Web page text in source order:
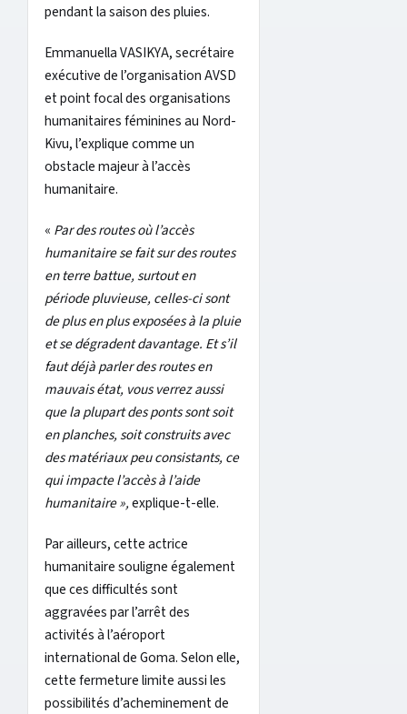
pendant la saison des pluies.
Emmanuella VASIKYA, secrétaire
exécutive de l’organisation AVSD
et point focal des organisations
humanitaires féminines au Nord-
Kivu, l’explique comme un
obstacle majeur à l’accès
humanitaire.
« Par des routes où l’accès
humanitaire se fait sur des routes
en terre battue, surtout en
période pluvieuse, celles-ci sont
de plus en plus exposées à la pluie
et se dégradent davantage. Et s’il
faut déjà parler des routes en
mauvais état, vous verrez aussi
que la plupart des ponts sont soit
en planches, soit construits avec
des matériaux peu consistants, ce
qui impacte l’accès à l’aide
humanitaire »,explique-t-elle.
Par ailleurs, cette actrice
humanitaire souligne également
que ces difficultés sont
aggravées par l’arrêt des
activités à l’aéroport
international de Goma. Selon elle,
cette fermeture limite aussi les
possibilités d’acheminement de